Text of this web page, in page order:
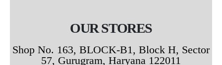
OUR STORES
Shop No. 163, BLOCK-B1, Block H, Sector
57, Gurugram, Haryana 122011